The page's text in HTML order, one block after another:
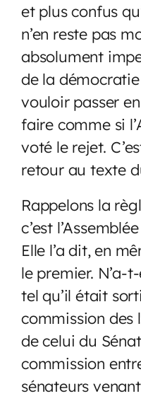
et plus confus
n’en reste pas
absolument
de la
vouloir passer
faire comme si
voté le rejet.
retour au texte
Rappelons la
c’est
Elle l’a dit, en
le premier. N’a-
tel qu’il était
commission des
de celui du
commission
sénateurs